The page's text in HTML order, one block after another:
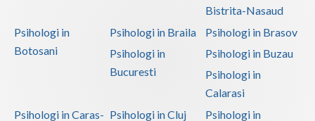
Bistrita-Nasaud
Psihologi in
Botosani
Psihologi in Braila
Psihologi in Brasov
Psihologi in
Bucuresti
Psihologi in Buzau
Psihologi in
Calarasi
Psihologi in Caras- Psihologi in Cluj
Psihologi in